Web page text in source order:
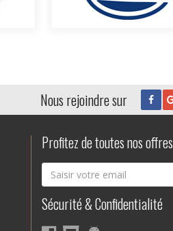
Nous rejoindre sur
Profitez de toutes nos offres
Sécurité & Confidentialité